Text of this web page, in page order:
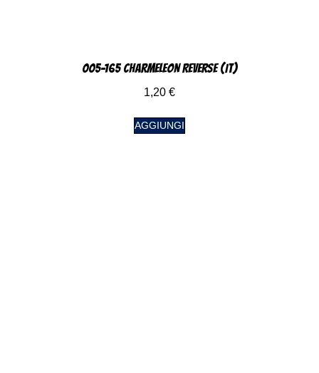
005-165 Charmeleon Reverse (IT)
1,20 €
AGGIUNGI